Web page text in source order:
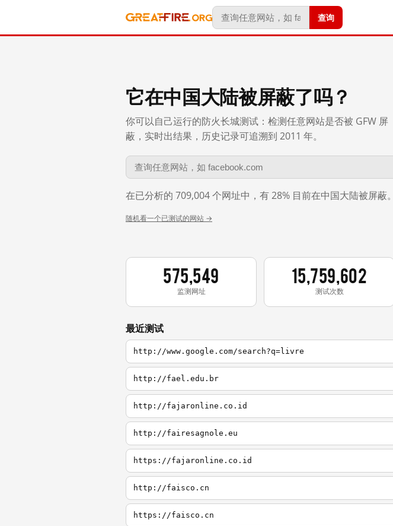
查询
它在中国大陆被屏蔽了吗？
你可以自己运行的防火长城测试：检测任意网站是否被 GFW 屏
蔽，实时出结果，历史记录可追溯到 2011 年。
在已分析的 709,004 个网址中，有 28% 目前在中国大陆被屏蔽。
随机看一个已测试的网站 →
575,549
监测网址
15,759,602
测试次数
最近测试
http://www.google.com/search?q=livre
http://fael.edu.br
http://fajaronline.co.id
http://fairesagnole.eu
https://fajaronline.co.id
http://faisco.cn
https://faisco.cn